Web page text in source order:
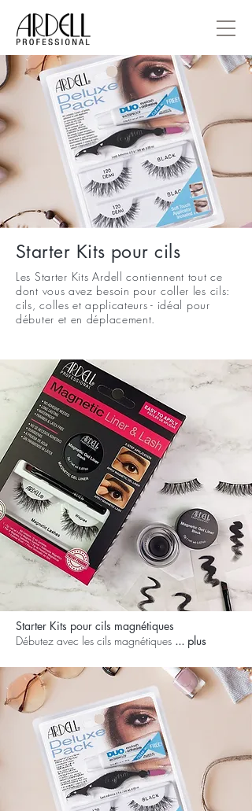
Starter Kits pour cils
Les Starter Kits Ardell contiennent tout ce
dont vous avez besoin pour coller les cils:
cils, colles et applicateurs - idéal pour
débuter et en déplacement.
Starter Kits pour cils magnétiques
Débutez avec les cils magnétiques ... plus